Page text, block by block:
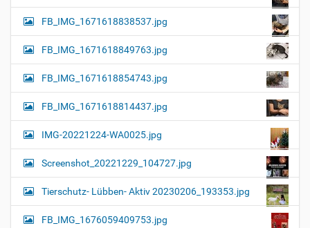
FB_IMG_1671618838537.jpg
FB_IMG_1671618849763.jpg
FB_IMG_1671618854743.jpg
FB_IMG_1671618814437.jpg
IMG-20221224-WA0025.jpg
Screenshot_20221229_104727.jpg
Tierschutz- Lübben- Aktiv 20230206_193353.jpg
FB_IMG_1676059409753.jpg